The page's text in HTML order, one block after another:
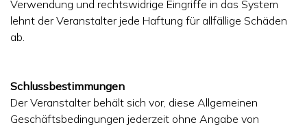
Verwendung und rechtswidrige Eingriffe in das System
lehnt der Veranstalter jede Haftung für allfällige Schäden
ab.
Schlussbestimmungen
Der Veranstalter behält sich vor, diese Allgemeinen
Geschäftsbedingungen jederzeit ohne Angabe von